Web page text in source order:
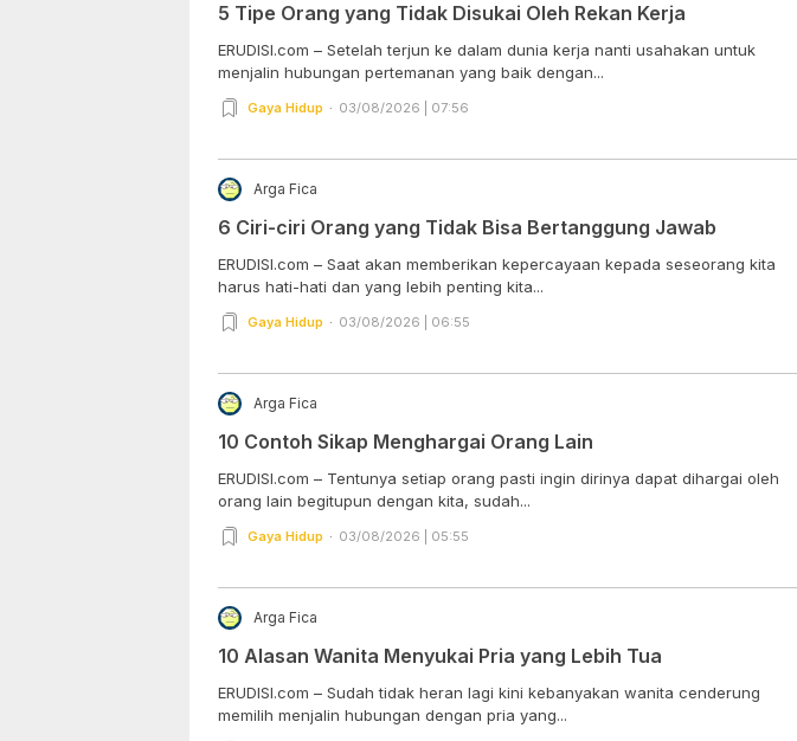
5 Tipe Orang yang Tidak Disukai Oleh Rekan Kerja
ERUDISI.com – Setelah terjun ke dalam dunia kerja nanti usahakan untuk
menjalin hubungan pertemanan yang baik dengan...
Gaya Hidup 03/08/2026 | 07:56
Arga Fica
6 Ciri-ciri Orang yang Tidak Bisa Bertanggung Jawab
ERUDISI.com – Saat akan memberikan kepercayaan kepada seseorang kita
harus hati-hati dan yang lebih penting kita...
Gaya Hidup 03/08/2026 | 06:55
Arga Fica
10 Contoh Sikap Menghargai Orang Lain
ERUDISI.com – Tentunya setiap orang pasti ingin dirinya dapat dihargai oleh
orang lain begitupun dengan kita, sudah...
Gaya Hidup 03/08/2026 | 05:55
Arga Fica
10 Alasan Wanita Menyukai Pria yang Lebih Tua
ERUDISI.com – Sudah tidak heran lagi kini kebanyakan wanita cenderung
memilih menjalin hubungan dengan pria yang...